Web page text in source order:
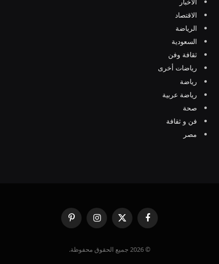
الاقتصاد
الرياضة
السعودية
ثقافة وفن
رياضات أخرى
رياضة
رياضة عربية
صحة
فن و ثقافة
مصر
فيسبوك
X
(Twitter)
الانستغرامبينتيريست
© 2026 جميع الحقوق محفوظة.